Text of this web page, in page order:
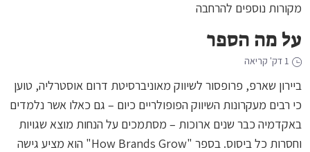
מקורות נוספים להרחבה
על מה הספר
ביירון שארפ, פרופסור לשיווק מאוניברסיטת דרום אוסטרליה, טוען
כי רבים מעקרונות השיווק הפופולריים כיום – גם כאלו אשר נלמדים
באקדמיה כבר שנים ארוכות – מסתמכים על הנחות מוצא שגויות
וחסרות כל ביסוס. בספר "How Brands Grow" הוא מציע גישה